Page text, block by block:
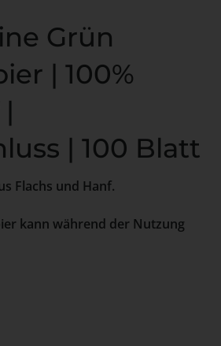
Grün
| 100%
| 100 Blatt
Flachs und Hanf.
kann während der Nutzung